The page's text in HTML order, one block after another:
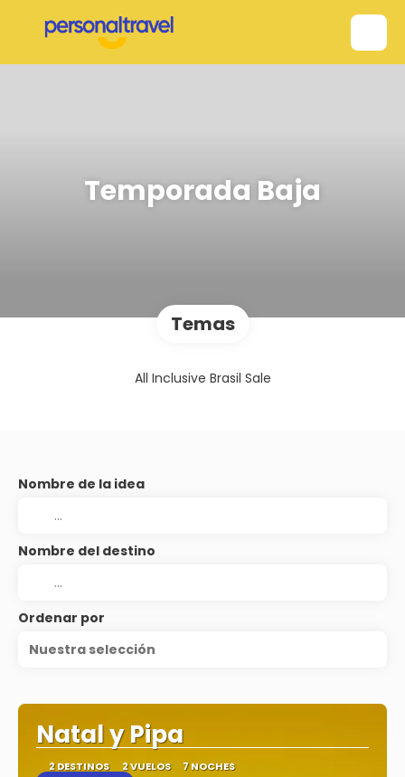
Temporada Baja
Temas
All Inclusive Brasil Sale
Nombre de la idea
Nombre del destino
Ordenar por
Nuestra selección
Natal y Pipa
2 DESTINOS 2 VUELOS 7 NOCHES